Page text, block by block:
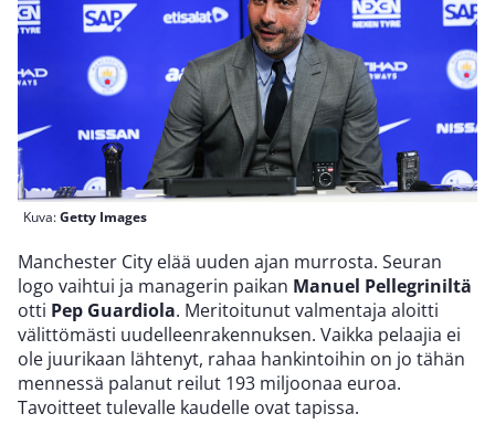
Kuva:Getty Images
Manchester City elää uuden ajan murrosta. Seuran
logo vaihtui ja managerin paikan Manuel Pellegriniltä
otti Pep Guardiola. Meritoitunut valmentaja aloitti
välittömästi uudelleenrakennuksen. Vaikka pelaajia ei
ole juurikaan lähtenyt, rahaa hankintoihin on jo tähän
mennessä palanut reilut 193 miljoonaa euroa.
Tavoitteet tulevalle kaudelle ovat tapissa.